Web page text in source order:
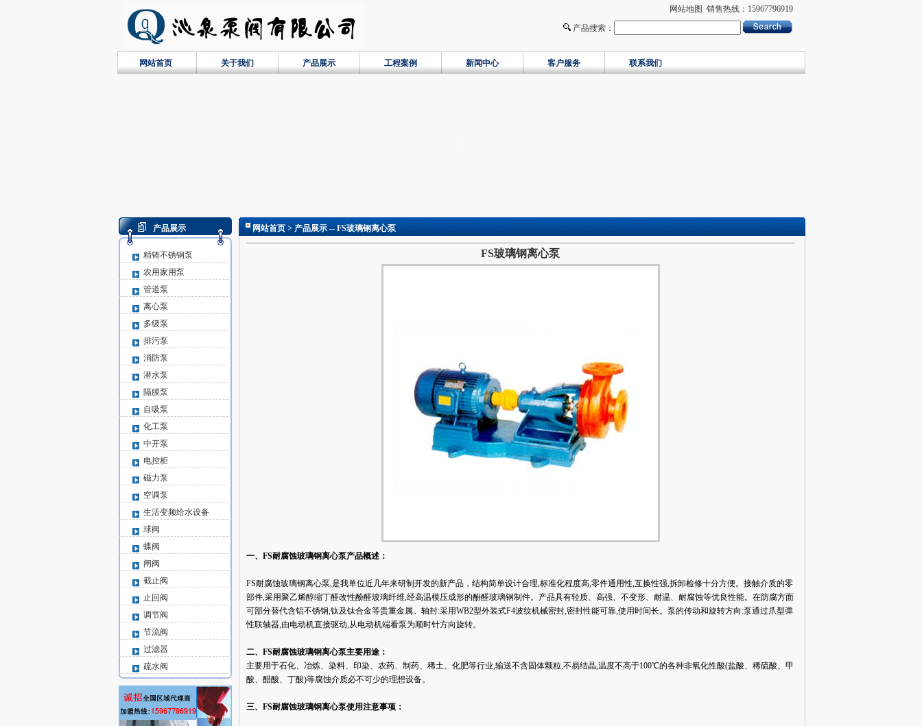
网站地图 销售热线：15967796919
产品搜索：
网站首页 关于我们 产品展示 工程案例 新闻中心 客户服务 联系我们
产品展示
精铸不锈钢泵
农用家用泵
管道泵
离心泵
多级泵
排污泵
消防泵
潜水泵
隔膜泵
自吸泵
化工泵
中开泵
电控柜
磁力泵
空调泵
生活变频给水设备
球阀
蝶阀
闸阀
截止阀
止回阀
调节阀
节流阀
过滤器
疏水阀
网站首页> 产品展示 -- FS玻璃钢离心泵
FS玻璃钢离心泵
一、FS耐腐蚀玻璃钢离心泵产品概述：
FS耐腐蚀玻璃钢离心泵,是我单位近几年来研制开发的新产品，结构简单设计合理,标准化程度高,零件通用性,互换性强,拆卸检修十分方便。接触介质的零
部件,采用聚乙烯醇缩丁醛改性酚醛玻璃纤维,经高温模压成形的酚醛玻璃钢制件。产品具有轻质、高强、不变形、耐温、耐腐蚀等优良性能。在防腐方面
可部分替代含铝不锈钢,钛及钛合金等贵重金属。轴封:采用WB2型外装式F4波纹机械密封,密封性能可靠,使用时间长。泵的传动和旋转方向:泵通过爪型弹
性联轴器,由电动机直接驱动,从电动机端看泵为顺时针方向旋转。
二、FS耐腐蚀玻璃钢离心泵主要用途：
主要用于石化、冶炼、染料、印染、农药、制药、稀土、化肥等行业,输送不含固体颗粒,不易结晶,温度不高于100℃的各种非氧化性酸(盐酸、稀硫酸、甲
酸、醋酸、丁酸)等腐蚀介质必不可少的理想设备。
三、FS耐腐蚀玻璃钢离心泵使用注意事项：